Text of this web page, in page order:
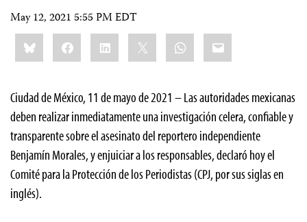
May 12, 2021 5:55 PM EDT
Share
this:BlueskyFacebookLinkedIn WhatsApp
Email
Ciudad de México, 11 de mayo de 2021 – Las autoridades mexicanas
deben realizar inmediatamente una investigación celera, confiable y
transparente sobre el asesinato del reportero independiente
Benjamín Morales, y enjuiciar a los responsables, declaró hoy el
Comité para la Protección de los Periodistas (CPJ, por sus siglas en
inglés).